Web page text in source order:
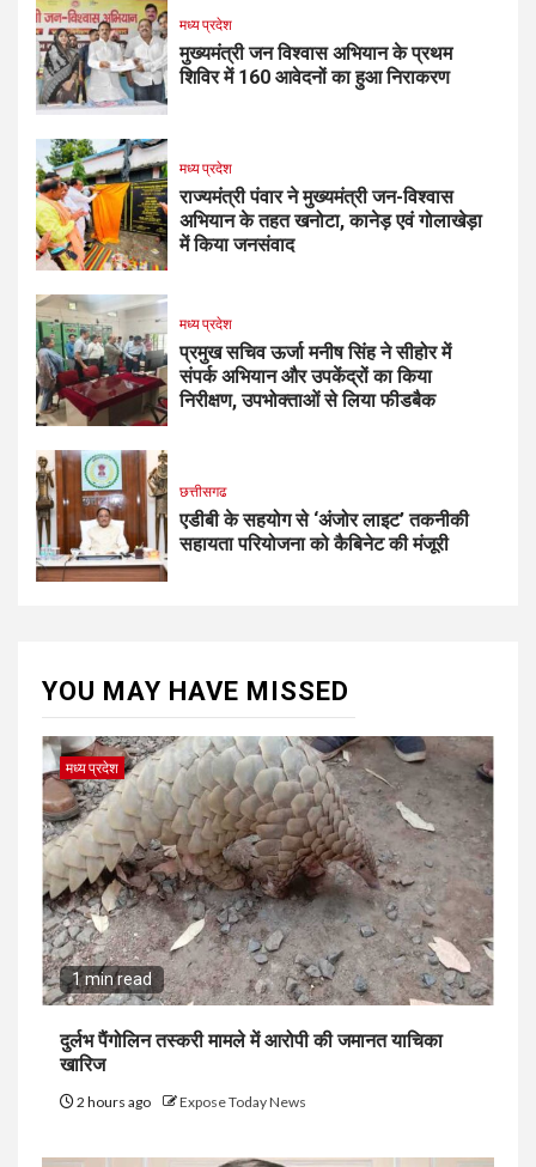
मध्य प्रदेश
मुख्यमंत्री जन विश्वास अभियान के प्रथम
शिविर में 160 आवेदनों का हुआ निराकरण
मध्य प्रदेश
राज्यमंत्री पंवार ने मुख्यमंत्री जन-विश्वास
अभियान के तहत खनोटा, कानेड़ एवं गोलाखेड़ा
में किया जनसंवाद
मध्य प्रदेश
प्रमुख सचिव ऊर्जा मनीष सिंह ने सीहोर में
संपर्क अभियान और उपकेंद्रों का किया
निरीक्षण, उपभोक्ताओं से लिया फीडबैक
छत्तीसगढ
एडीबी के सहयोग से ‘अंजोर लाइट’ तकनीकी
सहायता परियोजना को कैबिनेट की मंजूरी
YOU MAY HAVE MISSED
मध्य प्रदेश
1 min read
दुर्लभ पैंगोलिन तस्करी मामले में आरोपी की जमानत याचिका
खारिज
2 hours ago Expose Today News